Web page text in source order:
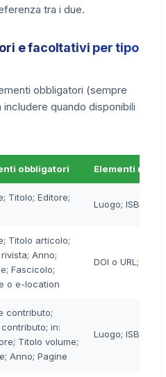
tra i due.
e facoltativi per tipo
obbligatori (sempre
quando disponibili
obbligatori Elementi
Titolo; Editore;
Luogo; ISBN;
Titolo articolo;
Anno;
Fascicolo;
o e-location
DOI o URL; ISSN
contributo;
in:
Titolo volume;
Anno; Pagine
Luogo; ISBN